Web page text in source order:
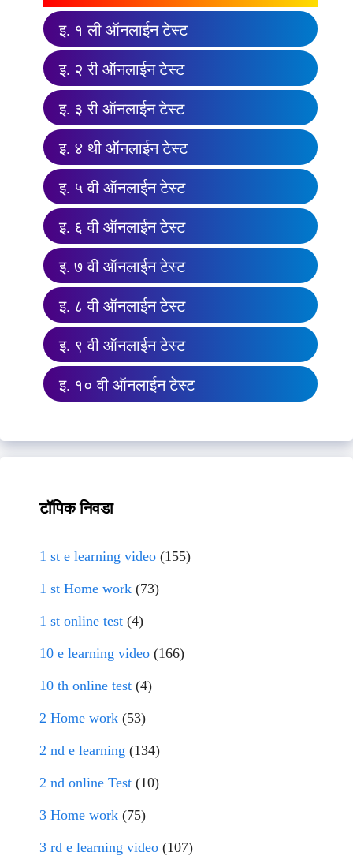
इ. १ ली ऑनलाईन टेस्ट
इ. २ री ऑनलाईन टेस्ट
इ. ३ री ऑनलाईन टेस्ट
इ. ४ थी ऑनलाईन टेस्ट
इ. ५ वी ऑनलाईन टेस्ट
इ. ६ वी ऑनलाईन टेस्ट
इ. ७ वी ऑनलाईन टेस्ट
इ. ८ वी ऑनलाईन टेस्ट
इ. ९ वी ऑनलाईन टेस्ट
इ. १० वी ऑनलाईन टेस्ट
टॉपिक निवडा
1 st e learning video (155)
1 st Home work (73)
1 st online test (4)
10 e learning video (166)
10 th online test (4)
2 Home work (53)
2 nd e learning (134)
2 nd online Test (10)
3 Home work (75)
3 rd e learning video (107)